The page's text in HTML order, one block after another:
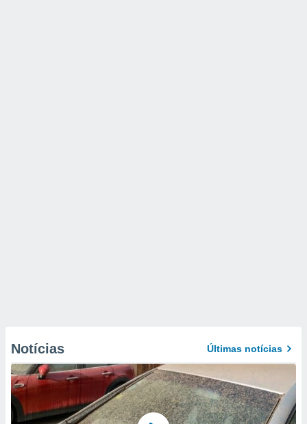
Notícias Últimas notícias